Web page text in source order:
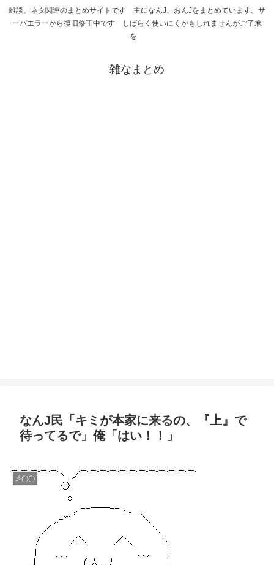
雑談、ネタ関連のまとめサイトです 主になんJ、おんJをまとめています。サ
ーバエラーから復旧修正中です しばらく使いにくかもしれませんがご了承
を
雑なまとめ
なんJ民「キミが本家に来るの、『上』で
待ってるで」俺「はい！！」
彡(ﾟ)(ﾟ)